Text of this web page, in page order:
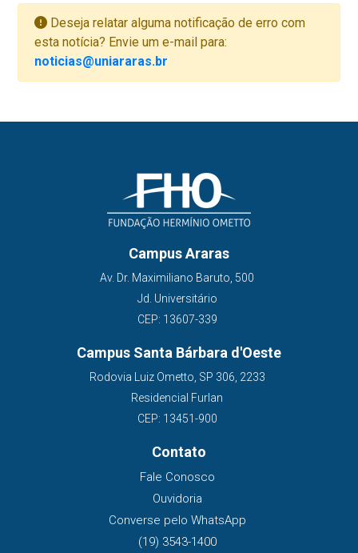
Deseja relatar alguma notificação de erro com
esta notícia? Envie um e-mail para:
noticias@uniararas.br
Campus Araras
Av. Dr. Maximiliano Baruto, 500
Jd. Universitário
CEP: 13607-339
Campus Santa Bárbara d'Oeste
Rodovia Luiz Ometto, SP 306, 2233
Residencial Furlan
CEP: 13451-900
Contato
Fale Conosco
Ouvidoria
Converse pelo WhatsApp
(19) 3543-1400